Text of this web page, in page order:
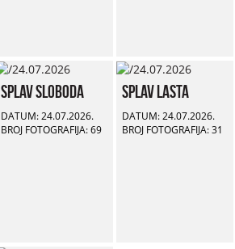
Splav Sloboda
DATUM: 24.07.2026.
BROJ FOTOGRAFIJA: 69
Splav Lasta
DATUM: 24.07.2026.
BROJ FOTOGRAFIJA: 31